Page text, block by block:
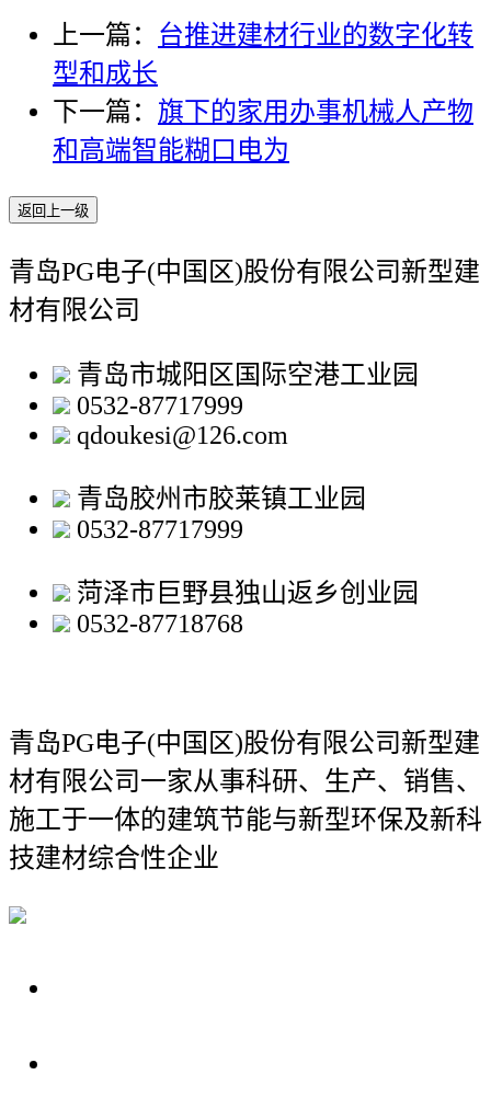
上一篇： 台推进建材行业的数字化转
型和成长
下一篇： 旗下的家用办事机械人产物
和高端智能糊口电为
返回上一级
青岛PG电子(中国区)股份有限公司新型建
材有限公司
青岛市城阳区国际空港工业园
0532-87717999
qdoukesi@126.com
青岛胶州市胶莱镇工业园
0532-87717999
菏泽市巨野县独山返乡创业园
0532-87718768
青岛PG电子(中国区)股份有限公司新型建
材有限公司一家从事科研、生产、销售、
施工于一体的建筑节能与新型环保及新科
技建材综合性企业